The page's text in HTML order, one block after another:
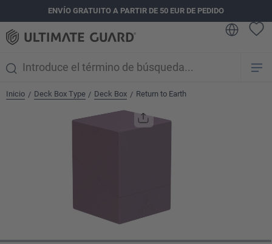
principalENVÍO GRATUITO A PARTIR DE 50 EUR DE PEDIDO
Inicio / Deck Box Type / Deck Box / Return to Earth